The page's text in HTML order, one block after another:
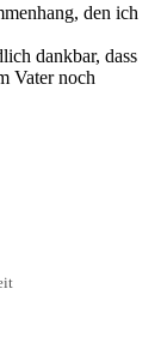
den ich
dankbar, dass
Vater noch